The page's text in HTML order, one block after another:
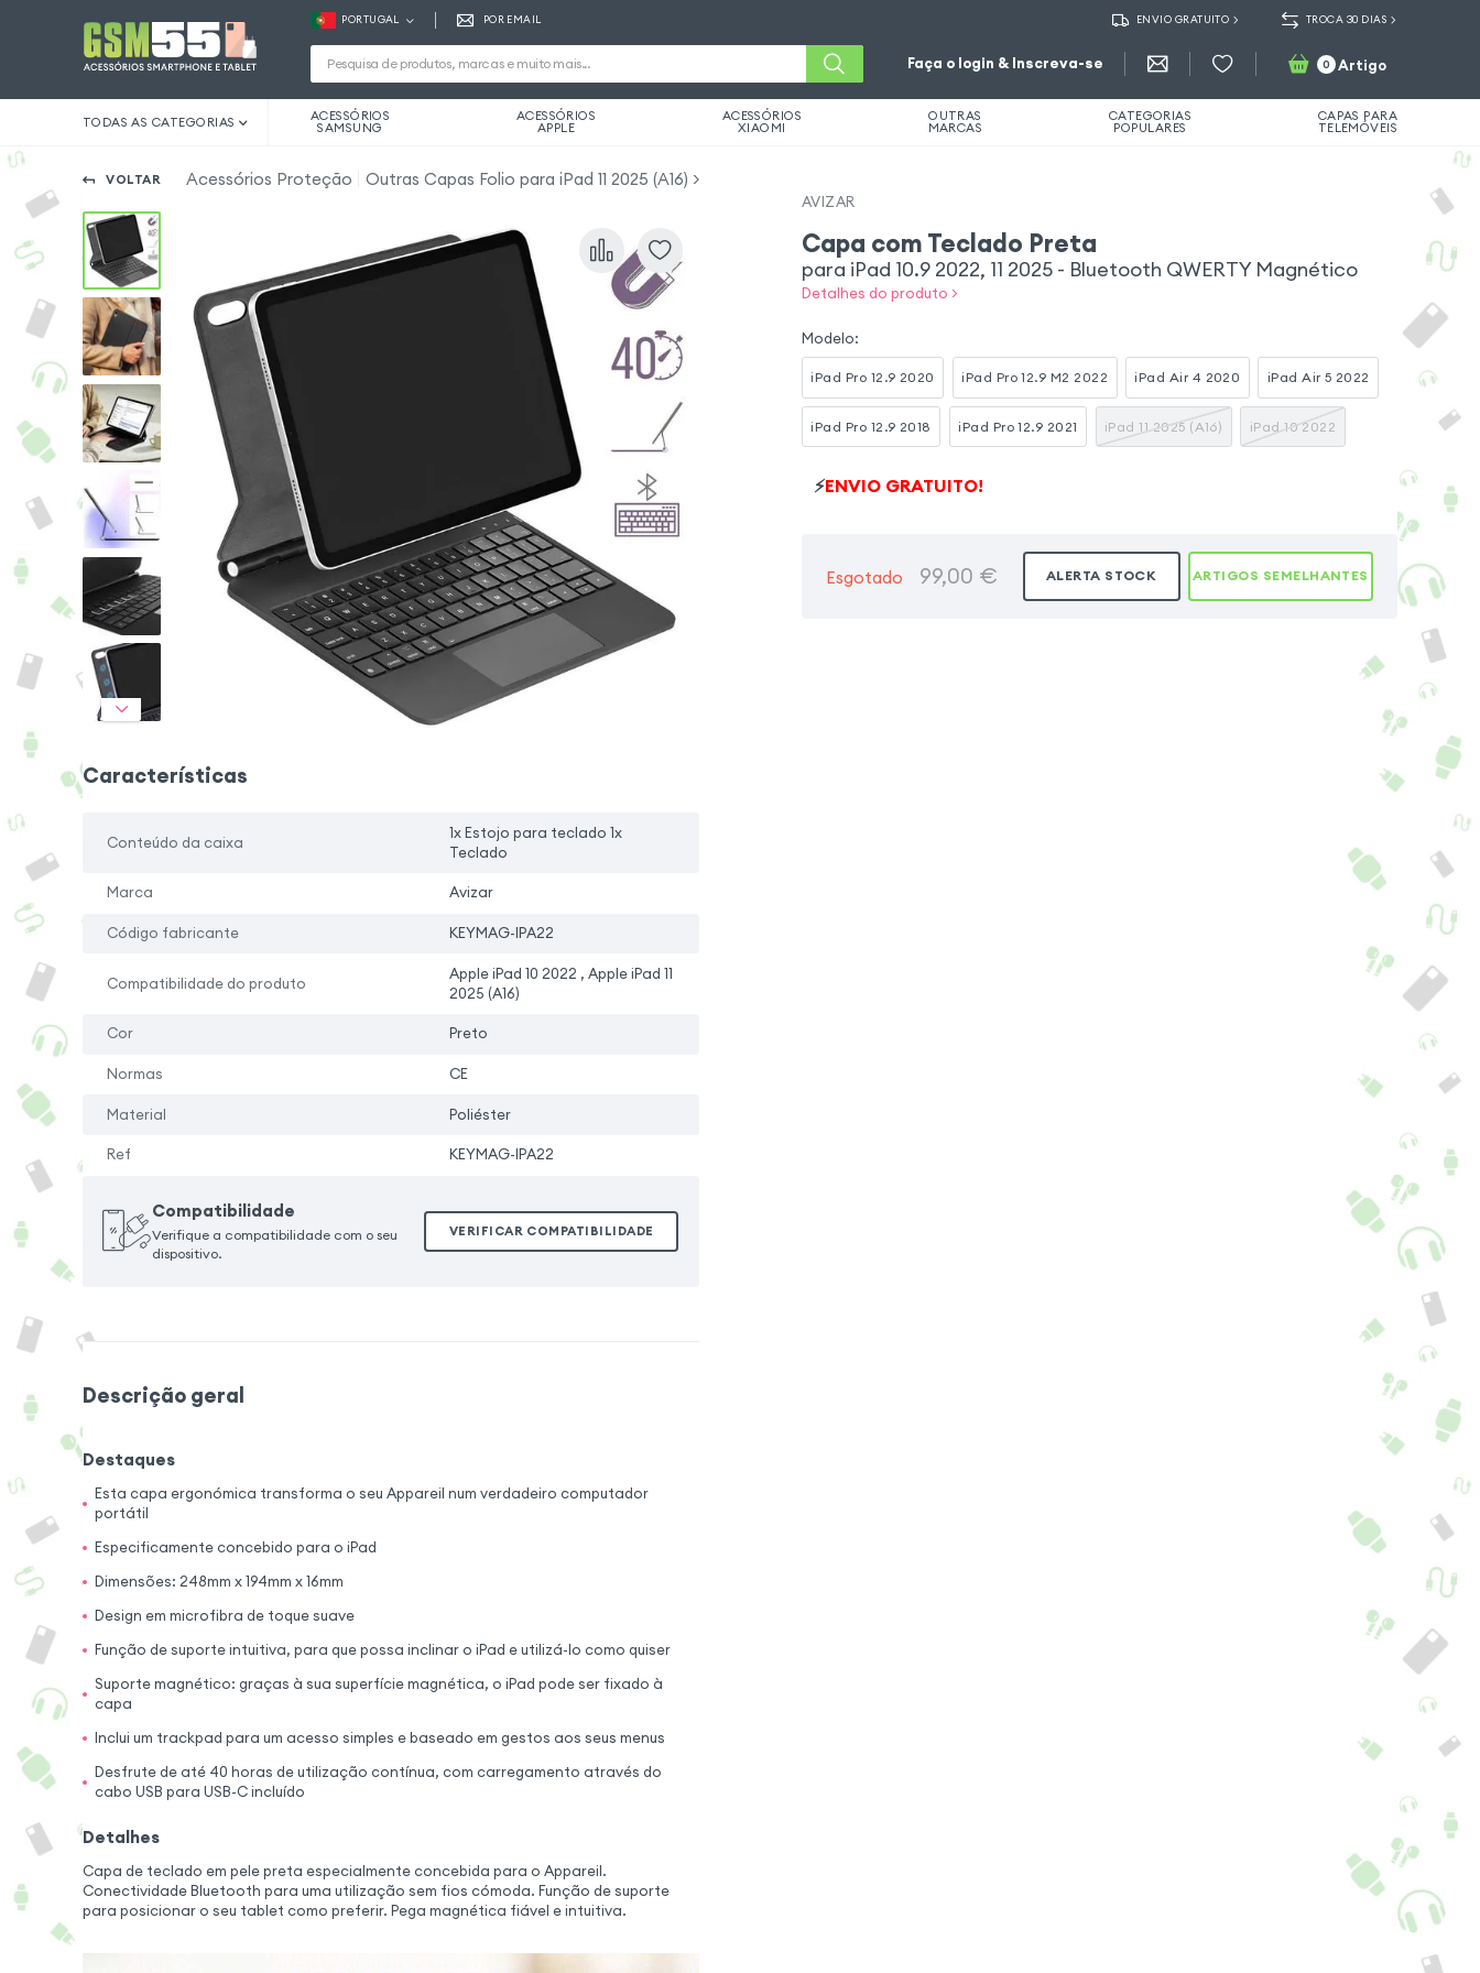
PORTUGAL POR EMAIL ENVIO GRATUITO TROCA 30 DIAS
Faça o login & Inscreva-se 0 Artigo
TODAS AS CATEGORIAS ACESSÓRIOS
SAMSUNG
ACESSÓRIOS
APPLE
ACESSÓRIOS
XIAOMI
OUTRAS
MARCAS
CATEGORIAS
POPULARES
CAPAS PARA
TELEMÓVEIS
VOLTAR Acessórios Proteção Outras Capas Folio para iPad 11 2025 (A16)
Características
Conteúdo da caixa
1x Estojo para teclado 1x
Teclado
Marca Avizar
Código fabricante KEYMAG-IPA22
Compatibilidade do produto
Apple iPad 10 2022 , Apple iPad 11
2025 (A16)
Cor Preto
Normas CE
Material Poliéster
Ref KEYMAG-IPA22
Compatibilidade
Verifique a compatibilidade com o seu
dispositivo.
VERIFICAR COMPATIBILIDADE
Descrição geral
Destaques
Esta capa ergonómica transforma o seu Appareil num verdadeiro computador
portátil
Especificamente concebido para o iPad
Dimensões: 248mm x 194mm x 16mm
Design em microfibra de toque suave
Função de suporte intuitiva, para que possa inclinar o iPad e utilizá-lo como quiser
Suporte magnético: graças à sua superfície magnética, o iPad pode ser fixado à
capa
Inclui um trackpad para um acesso simples e baseado em gestos aos seus menus
Desfrute de até 40 horas de utilização contínua, com carregamento através do
cabo USB para USB-C incluído
Detalhes
Capa de teclado em pele preta especialmente concebida para o Appareil.
Conectividade Bluetooth para uma utilização sem fios cómoda. Função de suporte
para posicionar o seu tablet como preferir. Pega magnética fiável e intuitiva.
AVIZAR
Capa com Teclado Preta
para iPad 10.9 2022, 11 2025 - Bluetooth QWERTY Magnético
Detalhes do produto >
Modelo:
iPad Pro 12.9 2020 iPad Pro 12.9 M2 2022 iPad Air 4 2020 iPad Air 5 2022
iPad Pro 12.9 2018 iPad Pro 12.9 2021 iPad 11 2025 (A16) iPad 10 2022
⚡ENVIO GRATUITO!
Esgotado 99,00 € ALERTA STOCK ARTIGOS SEMELHANTES